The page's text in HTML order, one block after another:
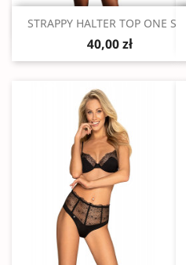
Szybki podgląd
STRAPPY HALTER TOP ONE SIZE
40,00 zł